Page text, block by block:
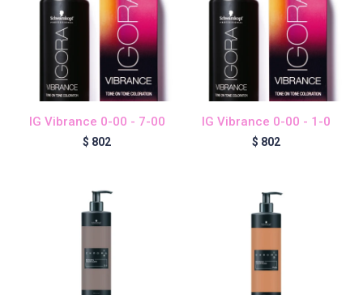
IG Vibrance 0-00 - 7-00
$ 802
IG Vibrance 0-00 - 1-0
$ 802
Essensity